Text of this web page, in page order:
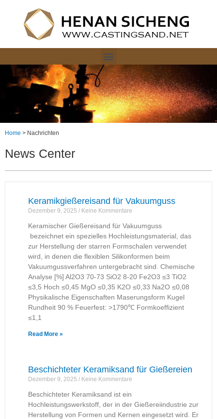
Home > Nachrichten
News Center
Keramikgießereisand für Vakuumguss
Dezember 9, 2025 Keine Kommentare
Keramischer Gießereisand für Vakuumguss
bezeichnet ein spezielles Hochleistungsmaterial, das
zur Herstellung der starren Formschalen verwendet
wird, in denen die flexiblen Silikonformen beim
Vakuumgussverfahren untergebracht sind. Chemische
Analyse [%] Al2O3 70-73 SiO2 8-20 Fe2O3 ≤3 TiO2
≤3,5 Hoch ≤0,45 MgO ≤0,35 K2O ≤0,33 Na2O ≤0,08
Physikalische Eigenschaften Maserungsform Kugel
Rundheit 90 % Feuerfest: >1790℃ Formkoeffizient
≤1,1
Read More »
Beschichteter Keramiksand für Gießereien
Dezember 9, 2025 Keine Kommentare
Beschichteter Keramiksand ist ein
Hochleistungswerkstoff, der in der Gießereiindustrie zur
Herstellung von Formen und Kernen eingesetzt wird. Er